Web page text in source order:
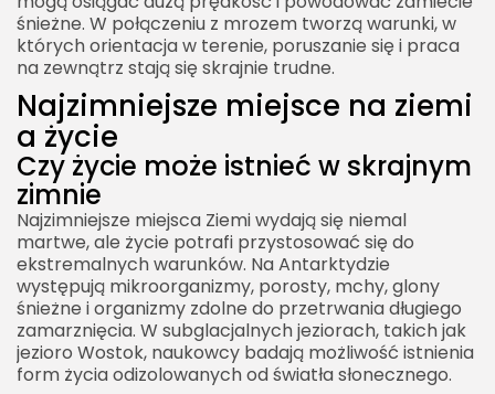
śnieżne. W połączeniu z mrozem tworzą warunki, w
których orientacja w terenie, poruszanie się i praca
na zewnątrz stają się skrajnie trudne.
Najzimniejsze miejsce na ziemi
a życie
Czy życie może istnieć w skrajnym
zimnie
Najzimniejsze miejsca Ziemi wydają się niemal
martwe, ale życie potrafi przystosować się do
ekstremalnych warunków. Na Antarktydzie
występują mikroorganizmy, porosty, mchy, glony
śnieżne i organizmy zdolne do przetrwania długiego
zamarznięcia. W subglacjalnych jeziorach, takich jak
jezioro Wostok, naukowcy badają możliwość istnienia
form życia odizolowanych od światła słonecznego.